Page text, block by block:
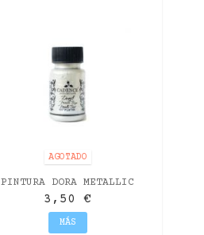
AGOTADO
PINTURA DORA METALLIC
PLATINO 50ML
3,50 €
MÁS